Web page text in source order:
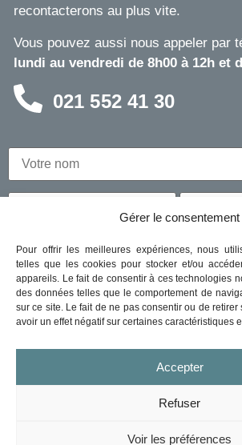
Gérer le consentement
Pour offrir les meilleures expériences, nous
telles que les cookies pour stocker et/ou
appareils. Le fait de consentir à ces technologies
des données telles que le comportement de
sur ce site. Le fait de ne pas consentir ou de retirer
avoir un effet négatif sur certaines caractéristiques
Accepter
Refuser
Voir les préférences
recontacterons au plus vite.
Vous pouvez aussi nous appeler par
lundi au vendredi de 8h00 à 12h et
021 552 41 30